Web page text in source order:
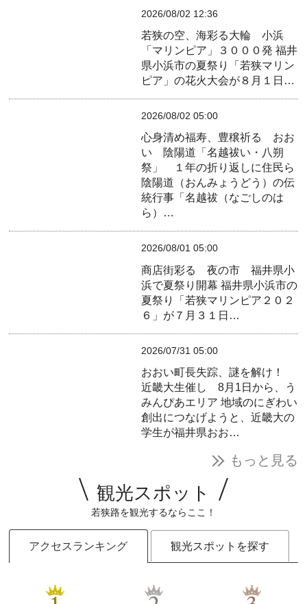
2026/08/02 12:36
若狭の空、海彩る大輪 小浜
「マリンピア」３０００発 福井
県小浜市の夏祭り「若狭マリン
ピア」の花火大会が８月１日…
2026/08/02 05:00
心身清め福寿、豊穣祈る おお
い 陰陽道「名越祓い・八朔
祭」 １年の折り返しに住民ら
陰陽道（おんみょうどう）の伝
統行事「名越祓（なごしのは
ら）…
2026/08/01 05:00
商店街彩る 夜の市 福井県小
浜で夏祭り開幕 福井県小浜市の
夏祭り「若狭マリンピア２０２
６」が７月３１日…
2026/07/31 05:00
おおい町長失踪、謎を解け！
近畿大生催し 8月1日から、う
みんぴあエリア 地域のにぎわい
創出につなげようと、近畿大の
学生が福井県おお…
もっと見る
観光スポット
若狭路を観光するならここ！
アクセスランキング 観光スポットを探す